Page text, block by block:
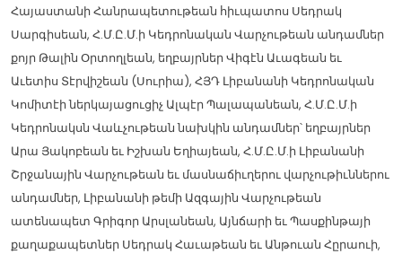
Հայաստանի Հանրապետութեան հիւպատոս Սեդրակ
Սարգիսեան, Հ.Մ.Ը.Մ.ի Կեդրոնական Վարչութեան անդամներ
քոյր Թալին Օրտողլեան, եղբայրներ Վիգէն Աւագեան եւ
Աւետիս Տէրվիշեան (Սուրիա), ՀՅԴ Լիբանանի Կեդրոնական
Կոմիտէի ներկայացուցիչ Ալպէր Պալապանեան, Հ.Մ.Ը.Մ.ի
Կեդրոնակսն Վաևչութեան նախկին անդամներ՝ եղբայրներ
Արա Յակոբեան եւ Իշխան Եղիայեան, Հ.Մ.Ը.Մ.ի Լիբանանի
Շրջանային Վարչութեան եւ մասնաճիւղերու վարչութիւններու
անդամներ, Լիբանանի թեմի Ազգային Վարչութեան
ատենապետ Գրիգոր Արսլանեան, Այնճարի եւ Պասքինթայի
քաղաքապետներ Սեդրակ Հաւաթեան եւ Անթուան Հըրաուի,